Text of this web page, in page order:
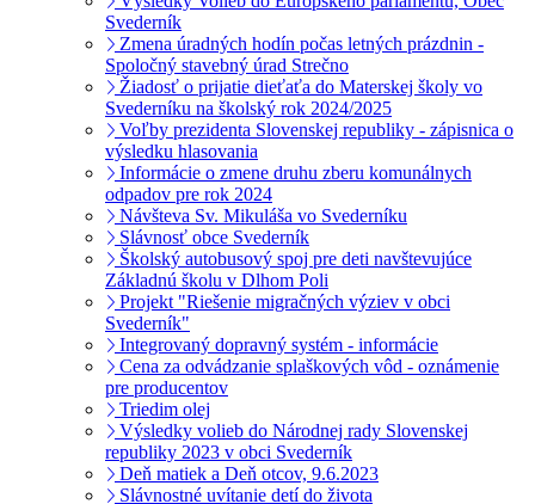
Svederník
Zmena úradných hodín počas letných prázdnin -
Spoločný stavebný úrad Strečno
Žiadosť o prijatie dieťaťa do Materskej školy vo
Svederníku na školský rok 2024/2025
Voľby prezidenta Slovenskej republiky - zápisnica o
výsledku hlasovania
Informácie o zmene druhu zberu komunálnych
odpadov pre rok 2024
Návšteva Sv. Mikuláša vo Svederníku
Slávnosť obce Svederník
Školský autobusový spoj pre deti navštevujúce
Základnú školu v Dlhom Poli
Projekt "Riešenie migračných výziev v obci
Svederník"
Integrovaný dopravný systém - informácie
Cena za odvádzanie splaškových vôd - oznámenie
pre producentov
Triedim olej
Výsledky volieb do Národnej rady Slovenskej
republiky 2023 v obci Svederník
Deň matiek a Deň otcov, 9.6.2023
Slávnostné uvítanie detí do života